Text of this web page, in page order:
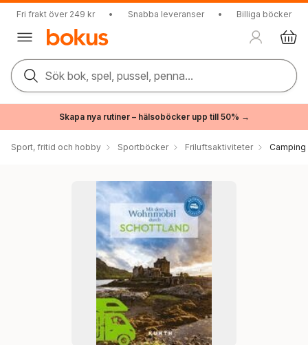
Fri frakt över 249 kr • Snabba leveranser • Billiga böcker
Sök bok, spel, pussel, penna...
Skapa nya rutiner – hälsoböcker upp till 50% →
Sport, fritid och hobby Sportböcker Friluftsaktiviteter